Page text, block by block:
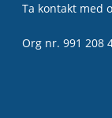
Ta kontakt med
Org nr. 991 208